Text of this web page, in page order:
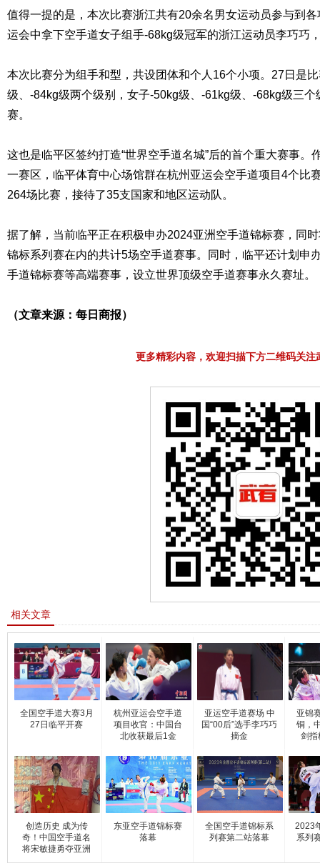
值得一提的是，本次比赛浙江共有20余名男女运动员参与到
运会中拿下空手道女子组手-68kg级冠军的浙江运动员李巧巧
本次比赛分为组手和型，共设团体和个人16个小项。27日是
级、-84kg级两个级别，女子-50kg级、-61kg级、-68kg级三
赛。
这也是临平区签约打造“世界空手道名城”后的首个重大赛事。
一赛区，临平体育中心场馆群在杭州亚运会空手道项目4个比
264场比赛，接待了35支国家和地区运动队。
据了解，当前临平正在积极申办2024亚洲空手道锦标赛，同
锦标系列赛在内的共计5场空手道赛事。同时，临平还计划申
手道锦标赛等高端赛事，设立世界顶级空手道赛事永久赛址。
（文章来源：每日商报）
更多精彩内容，欢迎扫描下方二维码关注
相关文章
全国空手道大赛3月
27日临平开赛
杭州亚运会空手道
项目收官：中国台
北收获最后1金
亚运空手道赛场 中
国“00后”选手李巧巧
摘金
亚锦
铜，
剑指
创造历史 成为传
奇！中国空手道名
将宋敏捷勇夺亚洲
空
东亚空手道锦标赛
落幕
全国空手道锦标系
列赛第二站落幕
2023
系列